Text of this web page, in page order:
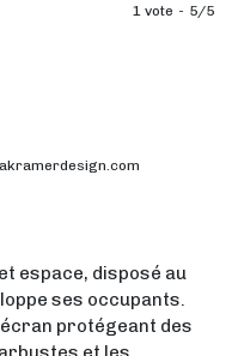
1 vote 5/5
espace, disposé au
ses occupants.
écran protégeant des